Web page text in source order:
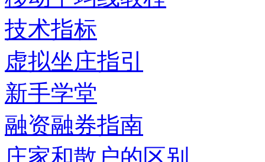
技术指标
虚拟坐庄指引
新手学堂
融资融券指南
庄家和散户的区别